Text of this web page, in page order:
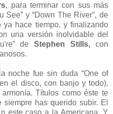
, para terminar con sus más
See” y “Down The River”, de
ya hace tiempo, y finalizando
una versión inolvidable del
de Stephen Stills, con
noche fue sin duda “One of
el disco, con banjo y todo),
Títulos como éste te
has querido subir. El
este caso a la Americana. Y